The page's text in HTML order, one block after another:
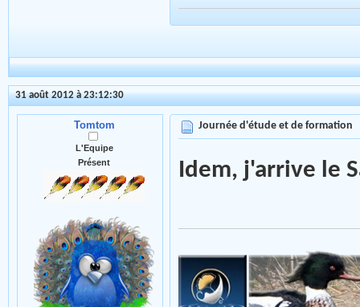
31 août 2012 à 23:12:30
Tomtom
L'Equipe
Présent
Journée d'étude et de formation
Idem, j'arrive le